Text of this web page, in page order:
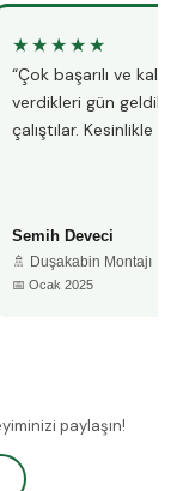
★★★★★
“Çok başarılı ve
verdikleri gün
çalıştılar. Kesinlikle
Semih Deveci
🚿 Duşakabin Montajı
📅 Ocak 2025
paylaşın!